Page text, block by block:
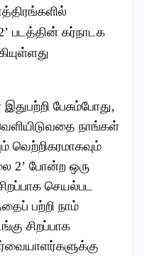
படத்தின் கர்நாடக
பேசும்போது,
நாங்கள்
வெற்றிகரமாகவும்
2’ போன்ற ஒரு
செயல்பட
பற்றி நாம்
சிறப்பாக